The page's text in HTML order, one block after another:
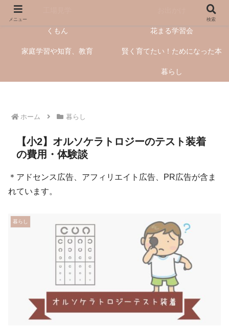
くもん 花まる学習会
家庭学習や知育、教育 賢く育てたい！ためになった本
暮らし
ホーム 暮らし
【小2】オルソケラトロジーのテスト装着
の費用・体験談
＊アドセンス広告、アフィリエイト広告、PR広告が含ま
れています。
暮らし
メニュー 検索